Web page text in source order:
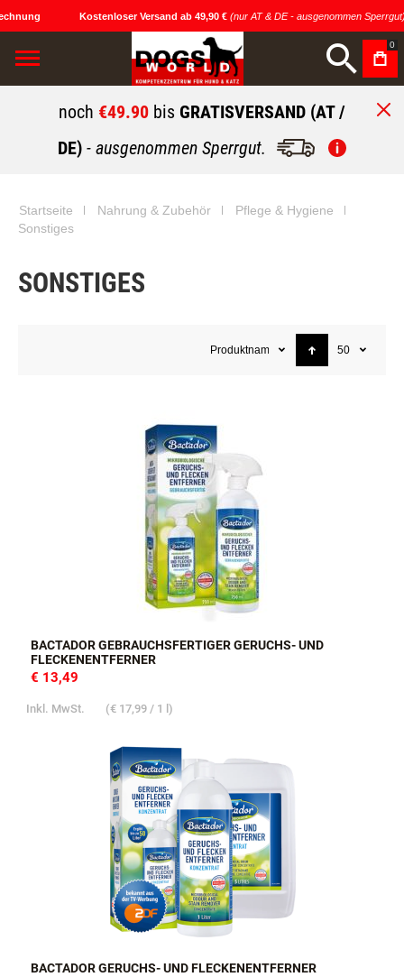
Kostenloser Versand ab 49,90 € (nur AT & DE - ausgenommen Sperrgut)
0
noch €49.90 bis GRATISVERSAND (AT /
DE) - ausgenommen Sperrgut.
Startseite Nahrung & Zubehör
Pflege & Hygiene
Sonstiges
SONSTIGES
Produktname 50
BACTADOR GEBRAUCHSFERTIGER GERUCHS- UND
FLECKENENTFERNER
€ 13,49
Inkl. MwSt. (€ 17,99 / 1 l)
BACTADOR GERUCHS- UND FLECKENENTFERNER